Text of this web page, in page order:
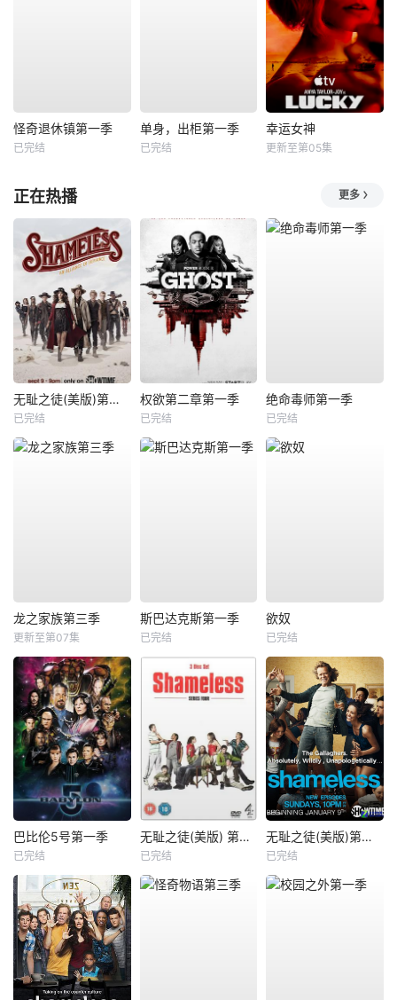
怪奇退休镇第一季
已完结
单身，出柜第一季
已完结
幸运女神
更新至第05集
正在热播 更多
无耻之徒(美版)第九季
已完结
权欲第二章第一季
已完结
绝命毒师第一季
已完结
龙之家族第三季
更新至第07集
斯巴达克斯第一季
已完结
欲奴
已完结
巴比伦5号第一季
已完结
无耻之徒(美版) 第四季
已完结
无耻之徒(美版)第一季
已完结